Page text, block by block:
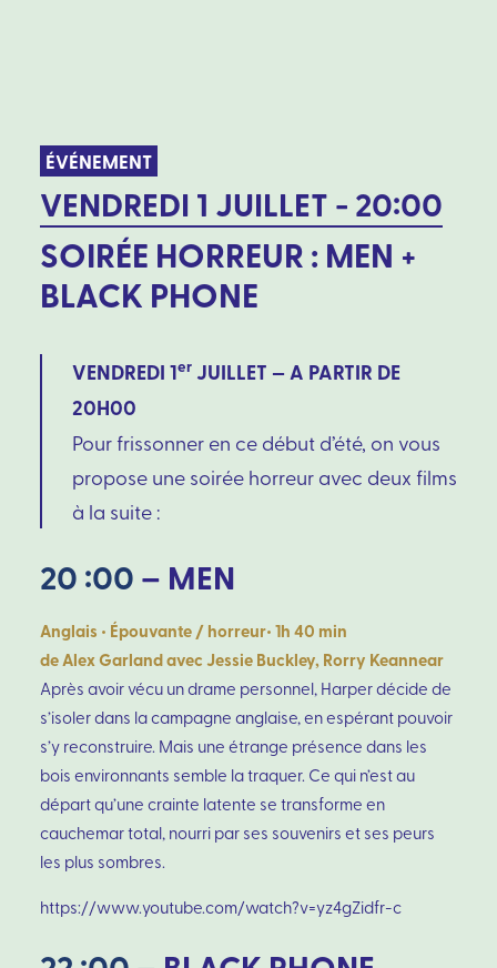
ÉVÉNEMENT
VENDREDI 1 JUILLET - 20:00
SOIRÉE HORREUR : MEN +
BLACK PHONE
VENDREDI 1er JUILLET — A PARTIR DE
20H00
Pour frissonner en ce début d’été, on vous
propose une soirée horreur avec deux films
à la suite :
20 :00– MEN
Anglais • Épouvante / horreur• 1h 40 min
de Alex Garland avec Jessie Buckley, Rorry Keannear
Après avoir vécu un drame personnel, Harper décide de
s’isoler dans la campagne anglaise, en espérant pouvoir
s’y reconstruire. Mais une étrange présence dans les
bois environnants semble la traquer. Ce qui n’est au
départ qu’une crainte latente se transforme en
cauchemar total, nourri par ses souvenirs et ses peurs
les plus sombres.
https://www.youtube.com/watch?v=yz4gZidfr-c